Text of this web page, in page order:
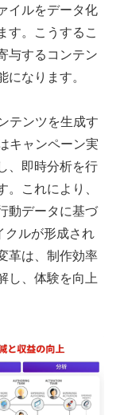
イルをデータ化
す。こうするこ
与するコンテン
になります。
テンツを生成す
キャンペーン実
、即時分析を行
。これにより、
動データに基づ
クルが形成され
革は、制作効率
し、体験を向上